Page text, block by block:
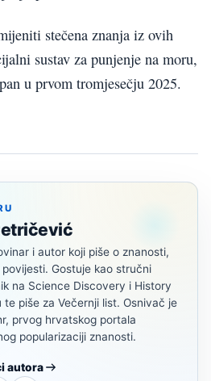
stečena znanja iz ovih
sustav za punjenje na moru,
u prvom tromjesečju 2025.
i autor koji piše o znanosti,
povijesti. Gostuje kao stručni
na Science Discovery i History
te piše za Večernji list. Osnivač je
prvog hrvatskog portala
popularizaciji znanosti.
autora